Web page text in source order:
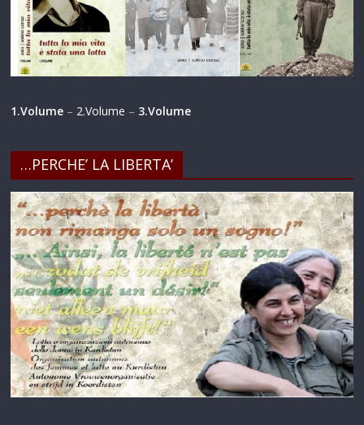
1.Volume – 2.Volume – 3.Volume
…PERCHE’ LA LIBERTA’